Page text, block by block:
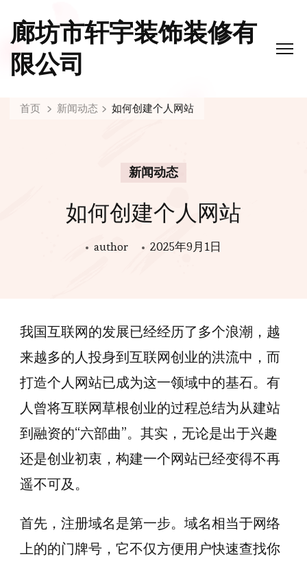
廊坊市轩宇装饰装修有
限公司
首页 新闻动态 如何创建个人网站
新闻动态
如何创建个人网站
author 2025年9月1日
我国互联网的发展已经经历了多个浪潮，越
来越多的人投身到互联网创业的洪流中，而
打造个人网站已成为这一领域中的基石。有
人曾将互联网草根创业的过程总结为从建站
到融资的“六部曲”。其实，无论是出于兴趣
还是创业初衷，构建一个网站已经变得不再
遥不可及。
首先，注册域名是第一步。域名相当于网络
上的的门牌号，它不仅方便用户快速查找你